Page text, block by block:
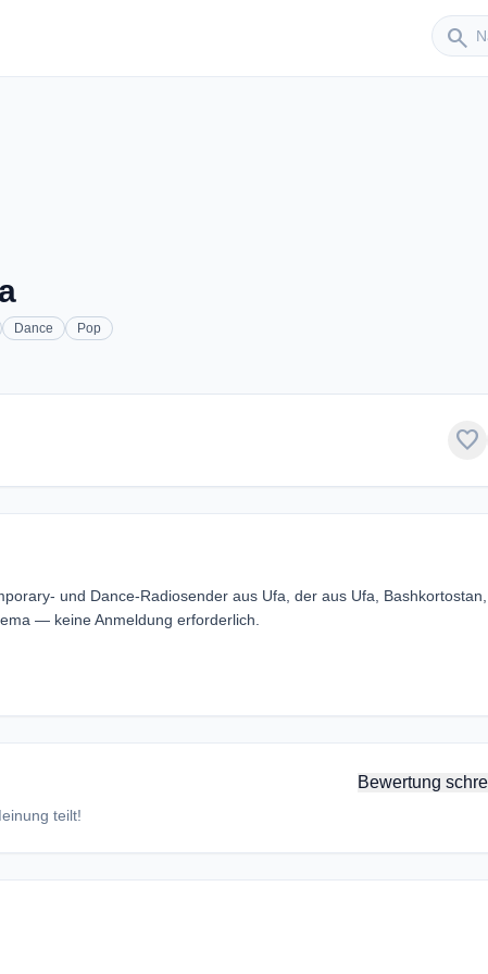
search
Dance Pop
favorite
und Dance-Radiosender aus Ufa, der aus Ufa, Bashkortostan,
— keine Anmeldung erforderlich.
Bewertung
teilt!